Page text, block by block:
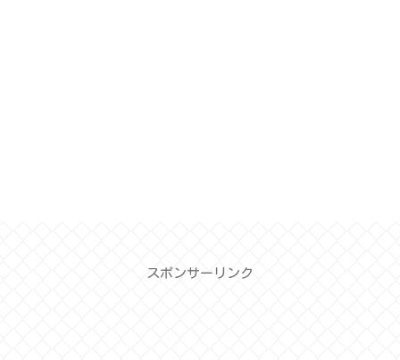
スポンサーリンク